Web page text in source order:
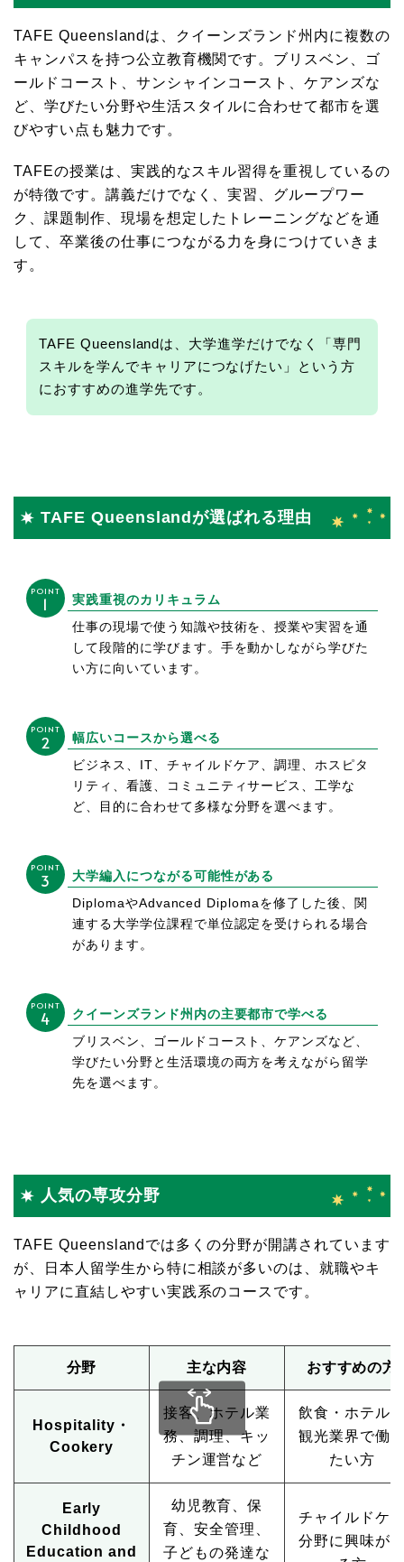
TAFE Queenslandは、クイーンズランド州内に複数の
キャンパスを持つ公立教育機関です。ブリスベン、ゴ
ールドコースト、サンシャインコースト、ケアンズな
ど、学びたい分野や生活スタイルに合わせて都市を選
びやすい点も魅力です。
TAFEの授業は、実践的なスキル習得を重視しているの
が特徴です。講義だけでなく、実習、グループワー
ク、課題制作、現場を想定したトレーニングなどを通
して、卒業後の仕事につながる力を身につけていきま
す。
TAFE Queenslandは、大学進学だけでなく「専門
スキルを学んでキャリアにつなげたい」という方
におすすめの進学先です。
TAFE Queenslandが選ばれる理由
POINT
1
実践重視のカリキュラム
仕事の現場で使う知識や技術を、授業や実習を通
して段階的に学びます。手を動かしながら学びた
い方に向いています。
POINT
2
幅広いコースから選べる
ビジネス、IT、チャイルドケア、調理、ホスピタ
リティ、看護、コミュニティサービス、工学な
ど、目的に合わせて多様な分野を選べます。
POINT
3
大学編入につながる可能性がある
DiplomaやAdvanced Diplomaを修了した後、関
連する大学学位課程で単位認定を受けられる場合
があります。
POINT
4
クイーンズランド州内の主要都市で学べる
ブリスベン、ゴールドコースト、ケアンズなど、
学びたい分野と生活環境の両方を考えながら留学
先を選べます。
人気の専攻分野
TAFE Queenslandでは多くの分野が開講されています
が、日本人留学生から特に相談が多いのは、就職やキ
ャリアに直結しやすい実践系のコースです。
分野 主な内容 おすすめの方
Hospitality・
Cookery
接客、ホテル業
務、調理、キッ
チン運営など
飲食・ホテル
観光業界で働
たい方
Early
Childhood
Education and
幼児教育、保
育、安全管理、
子どもの発達な
チャイルドケ
分野に興味が